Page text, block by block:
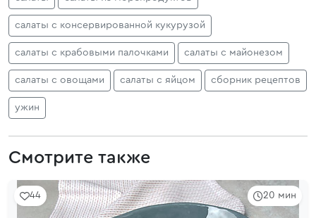
салаты с консервированной кукурузой
салаты с крабовыми палочками салаты с майонезом
салаты с овощами салаты с яйцом сборник рецептов
ужин
Смотрите также
20 мин
44